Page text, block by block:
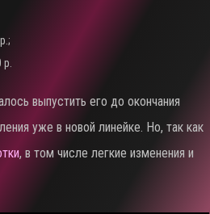
выпустить его до окончания
уже в новой линейке. Но, так как
, в том числе легкие изменения и